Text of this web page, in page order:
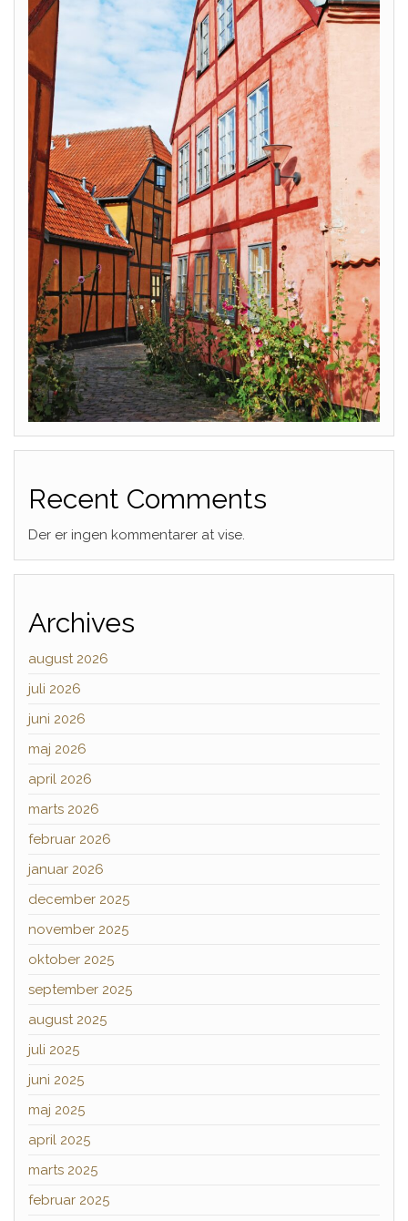
Recent Comments
Der er ingen kommentarer at vise.
Archives
august 2026
juli 2026
juni 2026
maj 2026
april 2026
marts 2026
februar 2026
januar 2026
december 2025
november 2025
oktober 2025
september 2025
august 2025
juli 2025
juni 2025
maj 2025
april 2025
marts 2025
februar 2025